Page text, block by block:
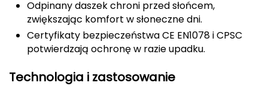
Deuter
Dolomite
E
Odpinany daszek chroni przed słońcem,
zwiększając komfort w słoneczne dni.
Certyfikaty bezpieczeństwa CE EN1078 i CPSC
potwierdzają ochronę w razie upadku.
Technologia i zastosowanie